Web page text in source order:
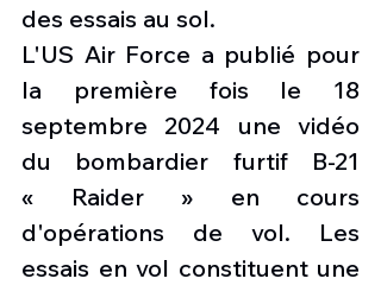
des essais au sol.
L'US Air Force a publié pour
la première fois le 18
septembre 2024 une vidéo
du bombardier furtif B-21
« Raider » en cours
d'opérations de vol. Les
essais en vol constituent une